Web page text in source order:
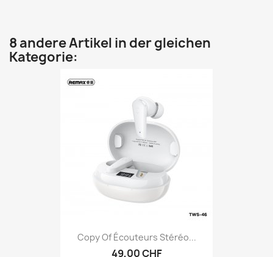
8 andere Artikel in der gleichen
Kategorie:
Copy Of Écouteurs Stéréo...
49,00 CHF